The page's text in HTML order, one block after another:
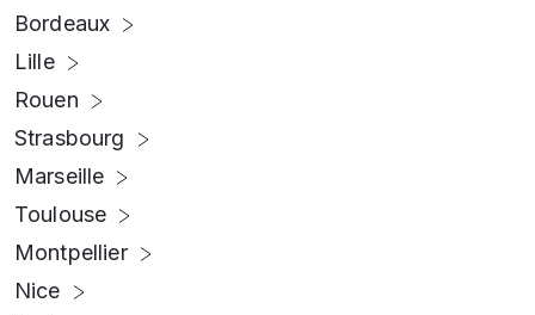
Bordeaux
Lille
Rouen
Strasbourg
Marseille
Toulouse
Montpellier
Nice